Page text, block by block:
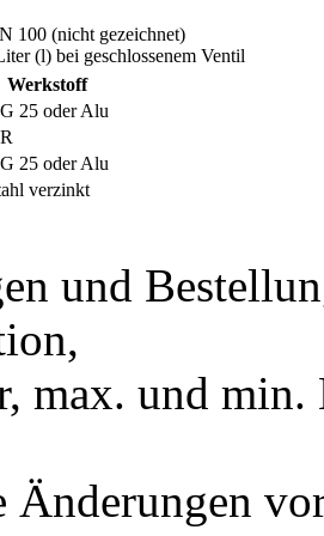
100 (nicht gezeichnet)
(l) bei geschlossenem Ventil
Werkstoff
25 oder Alu
25 oder Alu
verzinkt
und
max. und
Änderungen